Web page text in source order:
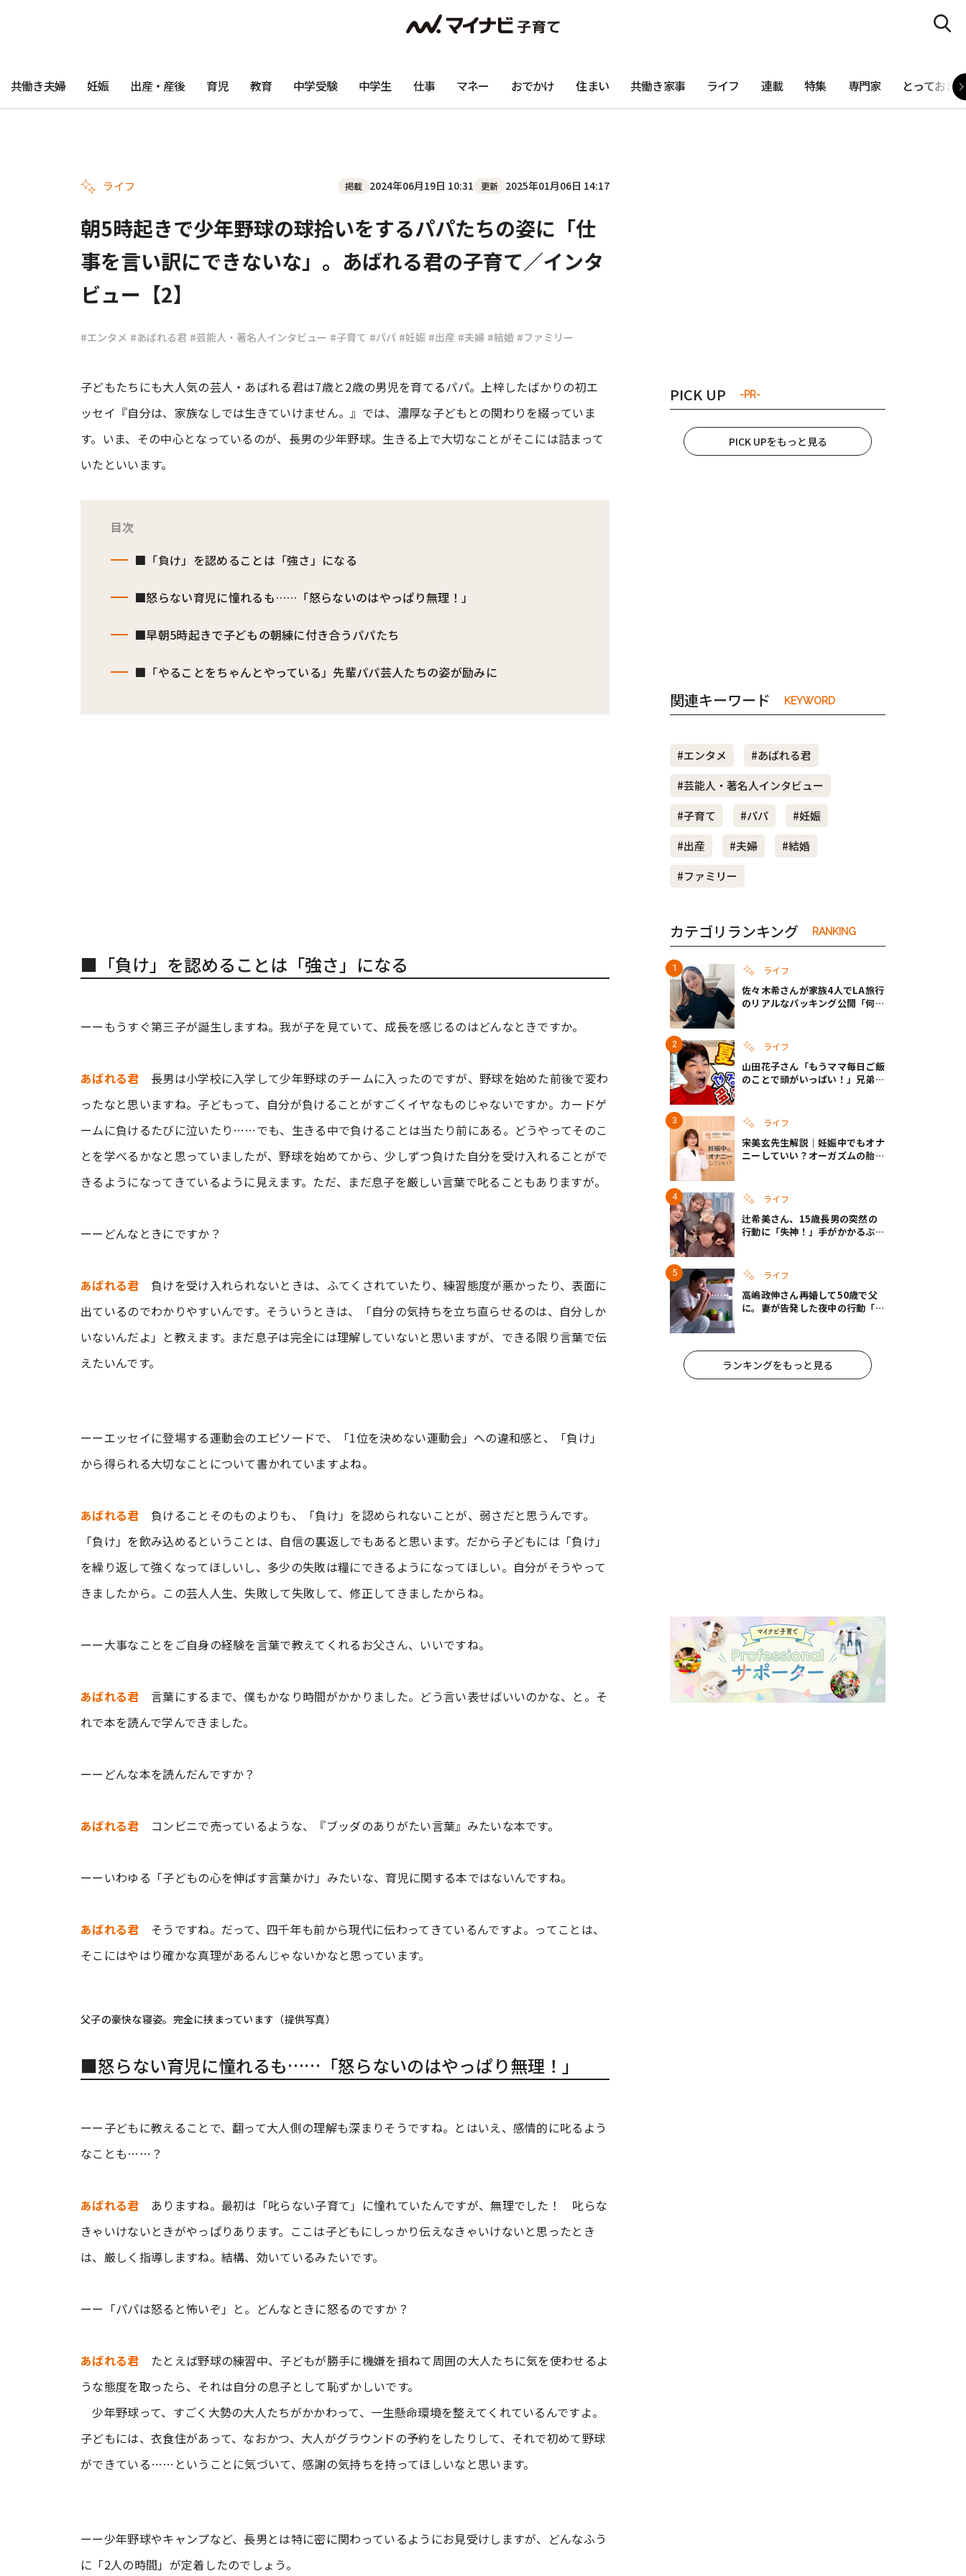
共働き夫婦 妊娠 出産・産後 育児 教育 中学受験 中学生 仕事 マネー おでかけ 住まい 共働き家事 ライフ 連載 特集 専門家 とっておき
ライフ 掲載 2024年06月19日 10:31 更新 2025年01月06日 14:17
朝5時起きで少年野球の球拾いをするパパたちの姿に「仕
事を言い訳にできないな」。あばれる君の子育て／インタ
ビュー【2】
#エンタメ #あばれる君 #芸能人・著名人インタビュー #子育て #パパ #妊娠 #出産 #夫婦 #結婚 #ファミリー
子どもたちにも大人気の芸人・あばれる君は7歳と2歳の男児を育てるパパ。上梓したばかりの初エ
ッセイ『自分は、家族なしでは生きていけません。』では、濃厚な子どもとの関わりを綴っていま
す。いま、その中心となっているのが、長男の少年野球。生きる上で大切なことがそこには詰まって
いたといいます。
目次
■「負け」を認めることは「強さ」になる
■怒らない育児に憧れるも……「怒らないのはやっぱり無理！」
■早朝5時起きで子どもの朝練に付き合うパパたち
■「やることをちゃんとやっている」先輩パパ芸人たちの姿が励みに
■「負け」を認めることは「強さ」になる
ーーもうすぐ第三子が誕生しますね。我が子を見ていて、成長を感じるのはどんなときですか。
あばれる君 長男は小学校に入学して少年野球のチームに入ったのですが、野球を始めた前後で変わ
ったなと思いますね。子どもって、自分が負けることがすごくイヤなものじゃないですか。カードゲ
ームに負けるたびに泣いたり……でも、生きる中で負けることは当たり前にある。どうやってそのこ
とを学べるかなと思っていましたが、野球を始めてから、少しずつ負けた自分を受け入れることがで
きるようになってきているように見えます。ただ、まだ息子を厳しい言葉で叱ることもありますが。
ーーどんなときにですか？
あばれる君 負けを受け入れられないときは、ふてくされていたり、練習態度が悪かったり、表面に
出ているのでわかりやすいんです。そういうときは、「自分の気持ちを立ち直らせるのは、自分しか
いないんだよ」と教えます。まだ息子は完全には理解していないと思いますが、できる限り言葉で伝
えたいんです。
ーーエッセイに登場する運動会のエピソードで、「1位を決めない運動会」への違和感と、「負け」
から得られる大切なことについて書かれていますよね。
あばれる君 負けることそのものよりも、「負け」を認められないことが、弱さだと思うんです。
「負け」を飲み込めるということは、自信の裏返しでもあると思います。だから子どもには「負け」
を繰り返して強くなってほしいし、多少の失敗は糧にできるようになってほしい。自分がそうやって
きましたから。この芸人人生、失敗して失敗して、修正してきましたからね。
ーー大事なことをご自身の経験を言葉で教えてくれるお父さん、いいですね。
あばれる君 言葉にするまで、僕もかなり時間がかかりました。どう言い表せばいいのかな、と。そ
れで本を読んで学んできました。
ーーどんな本を読んだんですか？
あばれる君 コンビニで売っているような、『ブッダのありがたい言葉』みたいな本です。
ーーいわゆる「子どもの心を伸ばす言葉かけ」みたいな、育児に関する本ではないんですね。
あばれる君 そうですね。だって、四千年も前から現代に伝わってきているんですよ。ってことは、
そこにはやはり確かな真理があるんじゃないかなと思っています。
父子の豪快な寝姿。完全に挟まっています（提供写真）
■怒らない育児に憧れるも……「怒らないのはやっぱり無理！」
ーー子どもに教えることで、翻って大人側の理解も深まりそうですね。とはいえ、感情的に叱るよう
なことも……？
あばれる君 ありますね。最初は「叱らない子育て」に憧れていたんですが、無理でした！ 叱らな
きゃいけないときがやっぱりあります。ここは子どもにしっかり伝えなきゃいけないと思ったとき
は、厳しく指導しますね。結構、効いているみたいです。
ーー「パパは怒ると怖いぞ」と。どんなときに怒るのですか？
あばれる君 たとえば野球の練習中、子どもが勝手に機嫌を損ねて周囲の大人たちに気を使わせるよ
うな態度を取ったら、それは自分の息子として恥ずかしいです。
少年野球って、すごく大勢の大人たちがかかわって、一生懸命環境を整えてくれているんですよ。
子どもには、衣食住があって、なおかつ、大人がグラウンドの予約をしたりして、それで初めて野球
ができている……ということに気づいて、感謝の気持ちを持ってほしいなと思います。
ーー少年野球やキャンプなど、長男とは特に密に関わっているようにお見受けしますが、どんなふう
に「2人の時間」が定着したのでしょう。
PICK UP -PR-
PICK UPをもっと見る
関連キーワード KEYWORD
#エンタメ
#あばれる君
#芸能人・著名人インタビュー
#子育て
#パパ
#妊娠
#出産
#夫婦
#結婚
#ファミリー
カテゴリランキング RANKING
ライフ
佐々木希さんが家族4人でLA旅行
のリアルなパッキング公開「何が
ライフ
山田花子さん「もうママ毎日ご飯
のことで頭がいっぱい！」兄弟夏
ライフ
宋美玄先生解説｜妊娠中でもオナ
ニーしていい？オーガズムの胎児
ライフ
辻希美さん、15歳長男の突然の
行動に「失神！」手がかかるぶん
ライフ
高嶋政伸さん再婚して50歳で父
に。妻が告発した夜中の行動「こ
ランキングをもっと見る